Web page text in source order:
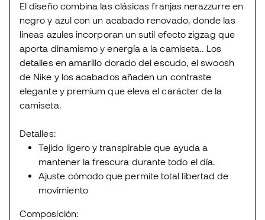
El diseño combina las clásicas franjas nerazzurre en
negro y azul con un acabado renovado, donde las
líneas azules incorporan un sutil efecto zigzag que
aporta dinamismo y energía a la camiseta.. Los
detalles en amarillo dorado del escudo, el swoosh
de Nike y los acabados añaden un contraste
elegante y premium que eleva el carácter de la
camiseta.
Detalles:
Tejido ligero y transpirable que ayuda a
mantener la frescura durante todo el día.
Ajuste cómodo que permite total libertad de
movimiento
Composición: